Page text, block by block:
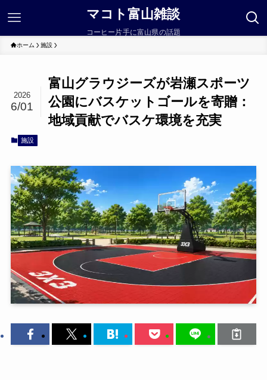
マコト富山雑談
コーヒー片手に富山県の話題
ホーム 施設
富山グラウジーズが岩瀬スポーツ
公園にバスケットゴールを寄贈：
地域貢献でバスケ環境を充実
2026
6/01
施設